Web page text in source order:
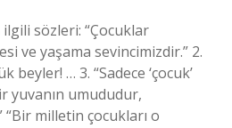
sözleri: “Çocuklar
ve yaşama sevincimizdir.” 2.
beyler! … 3. “Sadece ‘çocuk’
yuvanın umududur,
milletin çocukları o